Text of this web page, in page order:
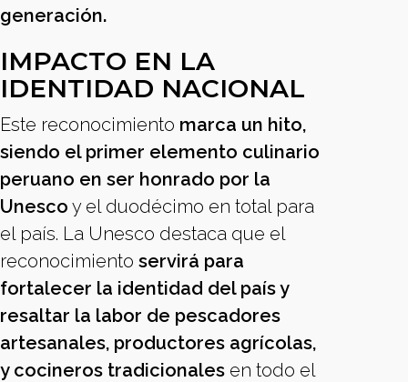
generación.
IMPACTO EN LA
IDENTIDAD NACIONAL
Este reconocimiento marca un hito,
siendo el primer elemento culinario
peruano en ser honrado por la
Unesco y el duodécimo en total para
el país. La Unesco destaca que el
reconocimiento servirá para
fortalecer la identidad del país y
resaltar la labor de pescadores
artesanales, productores agrícolas,
y cocineros tradicionales en todo el